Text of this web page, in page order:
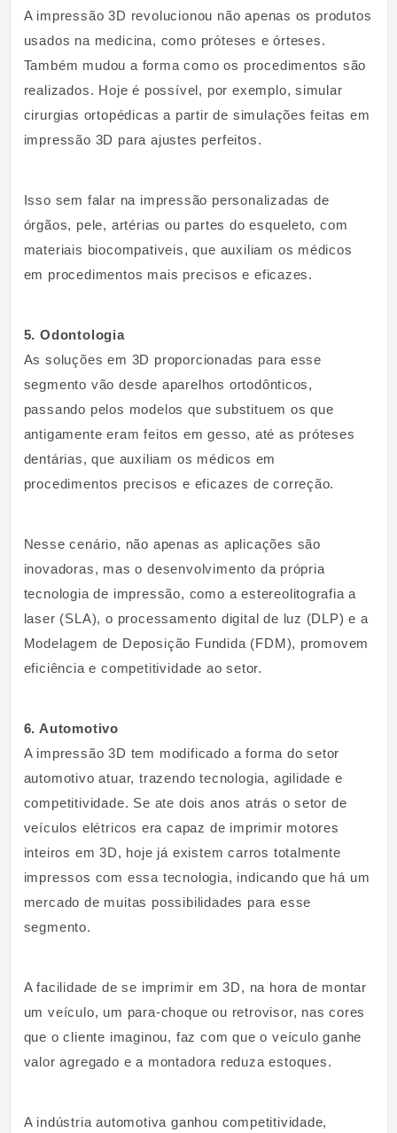
A impressão 3D revolucionou não apenas os produtos
usados na medicina, como próteses e órteses.
Também mudou a forma como os procedimentos são
realizados. Hoje é possível, por exemplo, simular
cirurgias ortopédicas a partir de simulações feitas em
impressão 3D para ajustes perfeitos.
Isso sem falar na impressão personalizadas de
órgãos, pele, artérias ou partes do esqueleto, com
materiais biocompativeis, que auxiliam os médicos
em procedimentos mais precisos e eficazes.
5. Odontologia
As soluções em 3D proporcionadas para esse
segmento vão desde aparelhos ortodônticos,
passando pelos modelos que substituem os que
antigamente eram feitos em gesso, até as próteses
dentárias, que auxiliam os médicos em
procedimentos precisos e eficazes de correção.
Nesse cenário, não apenas as aplicações são
inovadoras, mas o desenvolvimento da própria
tecnologia de impressão, como a estereolitografia a
laser (SLA), o processamento digital de luz (DLP) e a
Modelagem de Deposição Fundida (FDM), promovem
eficiência e competitividade ao setor.
6. Automotivo
A impressão 3D tem modificado a forma do setor
automotivo atuar, trazendo tecnologia, agilidade e
competitividade. Se ate dois anos atrás o setor de
veículos elétricos era capaz de imprimir motores
inteiros em 3D, hoje já existem carros totalmente
impressos com essa tecnologia, indicando que há um
mercado de muitas possibilidades para esse
segmento.
A facilidade de se imprimir em 3D, na hora de montar
um veículo, um para-choque ou retrovisor, nas cores
que o cliente imaginou, faz com que o veículo ganhe
valor agregado e a montadora reduza estoques.
A indústria automotiva ganhou competitividade,